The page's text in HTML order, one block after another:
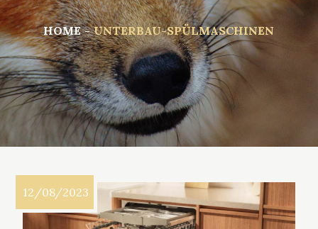
HOME UNTERBAU-SPÜLMASCHINEN
12/08/2023